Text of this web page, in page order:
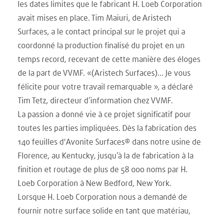
les dates limites que le fabricant H. Loeb Corporation
avait mises en place. Tim Maiuri, de Aristech
Surfaces, a le contact principal sur le projet qui a
coordonné la production finalisé du projet en un
temps record, recevant de cette manière des éloges
de la part de VVMF. «(Aristech Surfaces)… Je vous
félicite pour votre travail remarquable », a déclaré
Tim Tetz, directeur d’information chez VVMF.
La passion a donné vie à ce projet significatif pour
toutes les parties impliquées. Dès la fabrication des
140 feuilles d'Avonite Surfaces® dans notre usine de
Florence, au Kentucky, jusqu’à la de fabrication à la
finition et routage de plus de 58 000 noms par H.
Loeb Corporation à New Bedford, New York.
Lorsque H. Loeb Corporation nous a demandé de
fournir notre surface solide en tant que matériau,